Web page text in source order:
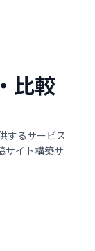
比較
するサービス
サイト構築サ